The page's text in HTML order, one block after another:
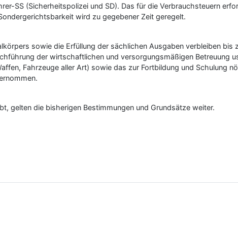
SS (Sicherheitspolizei und SD). Das für die Verbrauchsteuern
wird zu gegebener Zeit geregelt.
sowie die Erfüllung der sächlichen Ausgaben verbleiben bis
der wirtschaftlichen und versorgungsmäßigen Betreuung
Fahrzeuge aller Art) sowie das zur Fortbildung und Schulung
gelten die bisherigen Bestimmungen und Grundsätze weiter.